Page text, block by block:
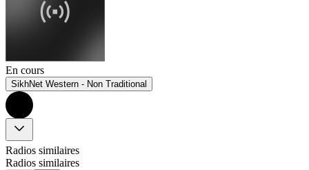
En cours
SikhNet Western - Non Traditional
Radios similaires
Radios similaires